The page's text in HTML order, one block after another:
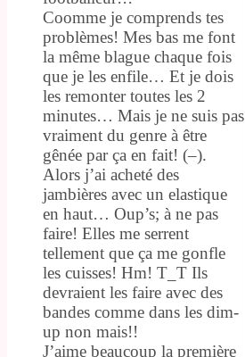
Coomme je comprends tes
problèmes! Mes bas me font
la même blague chaque fois
que je les enfile… Et je dois
les remonter toutes les 2
minutes… Mais je ne suis pas
vraiment du genre à être
gênée par ça en fait! (–).
Alors j’ai acheté des
jambières avec un elastique
en haut… Oup’s; à ne pas
faire! Elles me serrent
tellement que ça me gonfle
les cuisses! Hm! T_T Ils
devraient les faire avec des
bandes comme dans les dim-
up non mais!!
J’aime beaucoup la première